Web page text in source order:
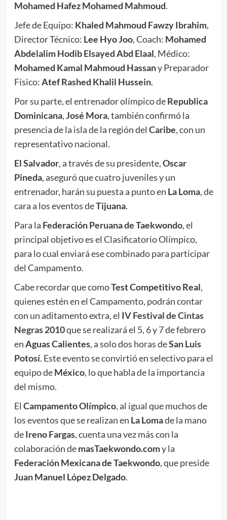
Mohamed Hafez Mohamed Mahmoud.
Jefe de Equipo: Khaled Mahmoud Fawzy Ibrahim,
Director Técnico: Lee Hyo Joo, Coach: Mohamed
Abdelalim Hodib Elsayed Abd Elaal, Médico:
Mohamed Kamal Mahmoud Hassany Preparador
Físico:Atef Rashed Khalil Hussein.
Por su parte, el entrenador olímpico deRepublica
Dominicana,José Mora, también confirmó la
presencia de la isla de la región del Caribe, con un
representativo nacional.
El Salvador, a través de su presidente,Oscar
Pineda, aseguró que cuatro juveniles y un
entrenador, harán su puesta a punto en La Loma, de
cara a los eventos deTijuana.
Para la Federación Peruana de Taekwondo, el
principal objetivo es el Clasificatorio Olímpico,
para lo cual enviará ese combinado para participar
del Campamento.
Cabe recordar que comoTest Competitivo Real,
quienes estén en el Campamento, podrán contar
con un aditamento extra, el IV Festival de Cintas
Negras 2010que se realizará el 5, 6 y 7 de febrero
enAguas Calientes, a solo dos horas deSan Luis
Potosí. Este evento se convirtió en selectivo para el
equipo deMéxico, lo que habla de la importancia
del mismo.
El Campamento Olímpico, al igual que muchos de
los eventos que se realizan en La Lomade la mano
deIreno Fargas, cuenta una vez más con la
colaboración demasTaekwondo.comy la
Federación Mexicana de Taekwondo, que preside
Juan Manuel López Delgado.